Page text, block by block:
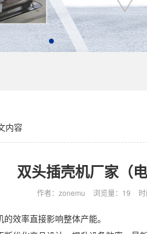
内容
双头插壳机厂家（
作者：zonemu 浏览量：19
效率直接影响整体产能。